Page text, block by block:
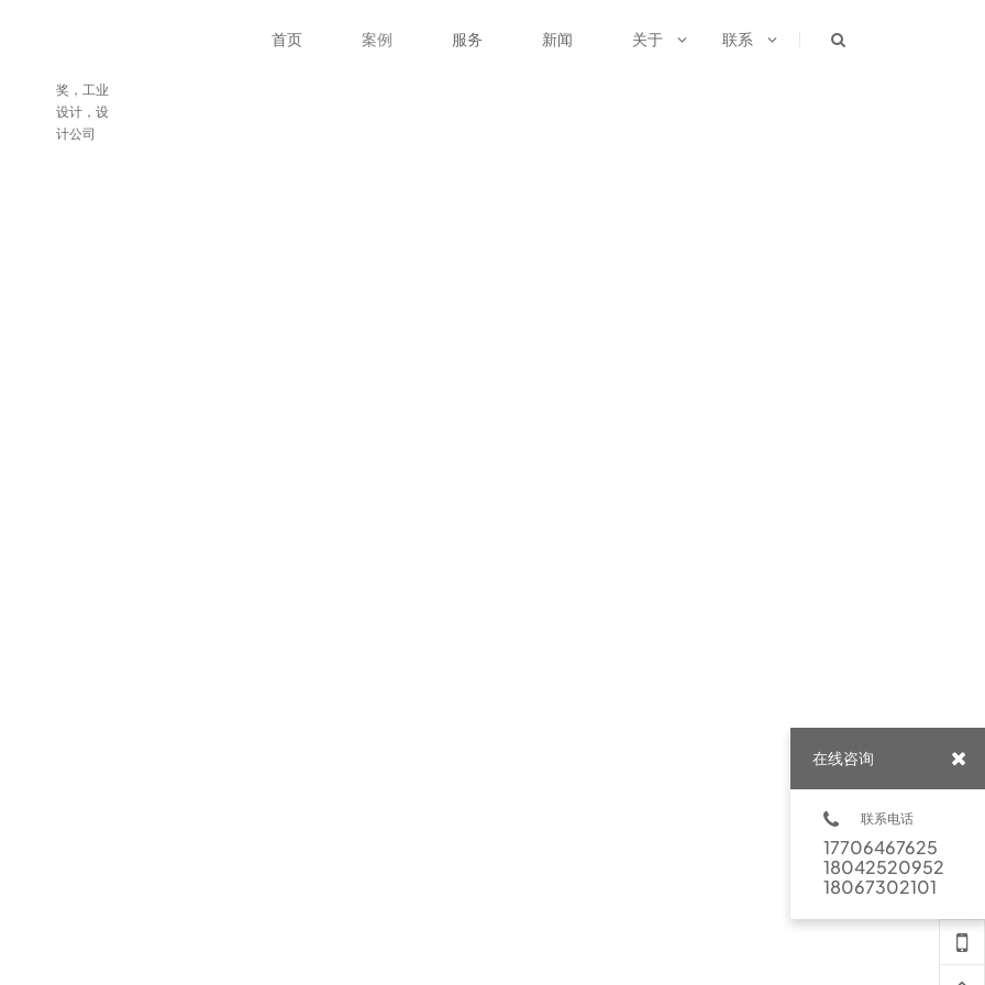
首页 案例 服务 新闻 关于 联系
在线咨询
联系电话
17706467625
18042520952
18067302101